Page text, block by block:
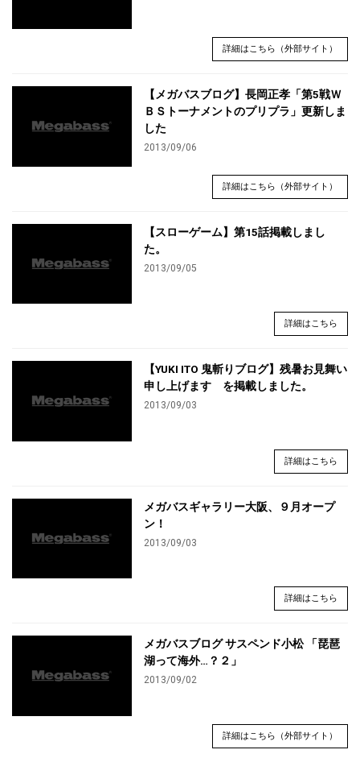
詳細はこちら（外部サイト）
【メガバスブログ】長岡正孝「第5戦Ｗ
ＢＳトーナメントのプリプラ」更新しま
した
2013/09/06
詳細はこちら（外部サイト）
【スローゲーム】第15話掲載しまし
た。
2013/09/05
詳細はこちら
【YUKI ITO 鬼斬りブログ】残暑お見舞い
申し上げます を掲載しました。
2013/09/03
詳細はこちら
メガバスギャラリー大阪、９月オープ
ン！
2013/09/03
詳細はこちら
メガバスブログ サスペンド小松 「琵琶
湖って海外…？２」
2013/09/02
詳細はこちら（外部サイト）